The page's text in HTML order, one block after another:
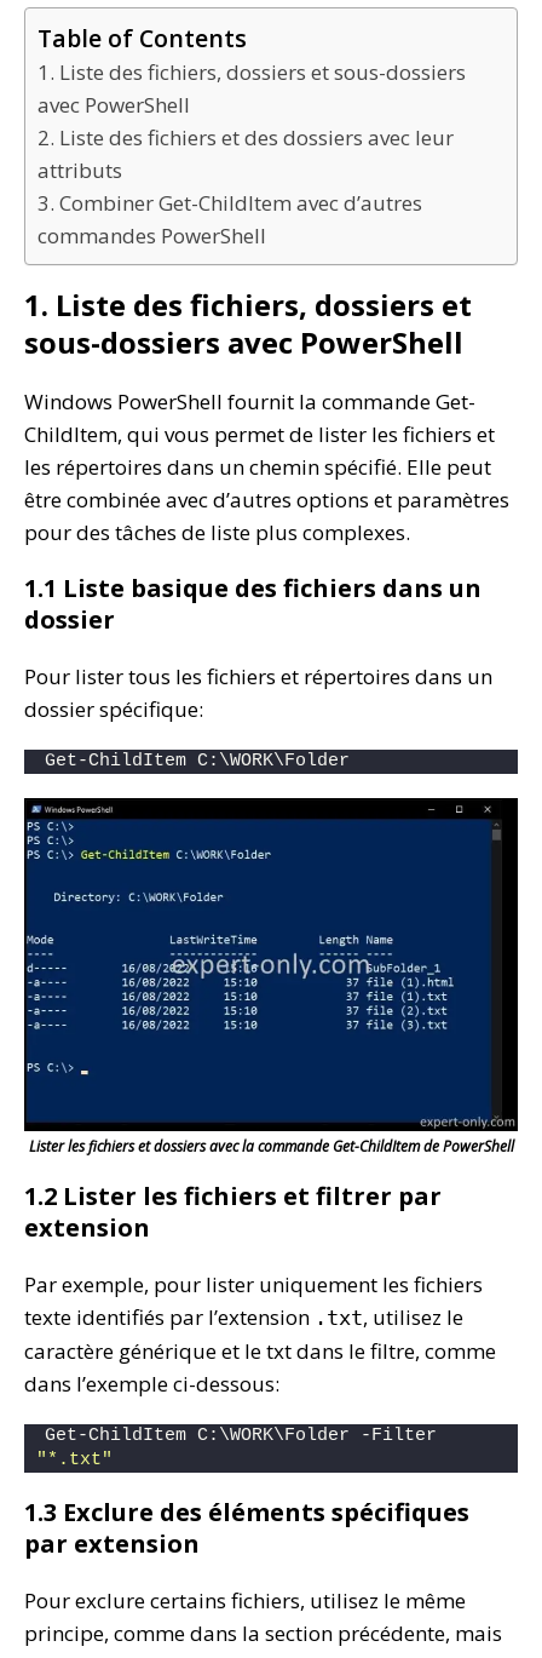
Table of Contents
1. Liste des fichiers, dossiers et sous-dossiers
avec PowerShell
2. Liste des fichiers et des dossiers avec leur
attributs
3. Combiner Get-ChildItem avec d’autres
commandes PowerShell
1. Liste des fichiers, dossiers et
sous-dossiers avec PowerShell
Windows PowerShell fournit la commande Get-
ChildItem, qui vous permet de lister les fichiers et
les répertoires dans un chemin spécifié. Elle peut
être combinée avec d’autres options et paramètres
pour des tâches de liste plus complexes.
1.1 Liste basique des fichiers dans un
dossier
Pour lister tous les fichiers et répertoires dans un
dossier spécifique:
Get-ChildItem C:\WORK\Folder
Lister les fichiers et dossiers avec la commande Get-ChildItem de PowerShell
1.2 Lister les fichiers et filtrer par
extension
Par exemple, pour lister uniquement les fichiers
texte identifiés par l’extension .txt, utilisez le
caractère générique et le txt dans le filtre, comme
dans l’exemple ci-dessous:
"*.txt"
1.3 Exclure des éléments spécifiques
par extension
Pour exclure certains fichiers, utilisez le même
principe, comme dans la section précédente, mais